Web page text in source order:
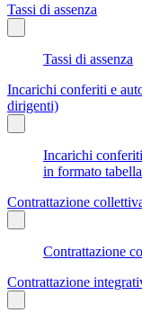
Tassi di assenza
Tassi di assenza
Incarichi conferiti e
dirigenti)
Incarichi
in formato
Contrattazione
Contrattazione
Contrattazione